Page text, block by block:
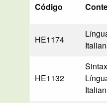
Código
HE1174
HE1132